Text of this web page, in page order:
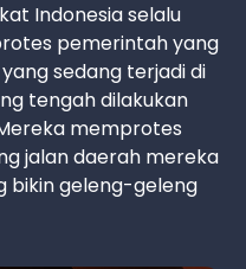
Indonesia selalu
pemerintah yang
sedang terjadi di
tengah dilakukan
memprotes
jalan daerah mereka
bikin geleng-geleng